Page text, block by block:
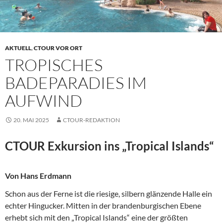
AKTUELL,CTOUR VOR ORT
TROPISCHES
BADEPARADIES IM
AUFWIND
20. MAI 2025 CTOUR-REDAKTION
CTOUR Exkursion ins „Tropical Islands“
Von Hans Erdmann
Schon aus der Ferne ist die riesige, silbern glänzende Halle ein
echter Hingucker. Mitten in der brandenburgischen Ebene
erhebt sich mit den „Tropical Islands“ eine der größten